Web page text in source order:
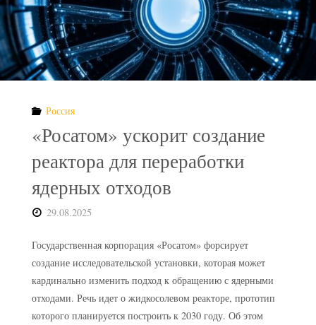
Великобритания
вложит
£154
в
утилизацию
Россия
«Росатом» ускорит создание
реактора для переработки
ядерных отходов
29.08.2025
Государственная корпорация «Росатом» форсирует
создание исследовательской установки, которая может
кардинально изменить подход к обращению с ядерными
отходами. Речь идет о жидкосолевом реакторе, прототип
которого планируется построить к 2030 году. Об этом